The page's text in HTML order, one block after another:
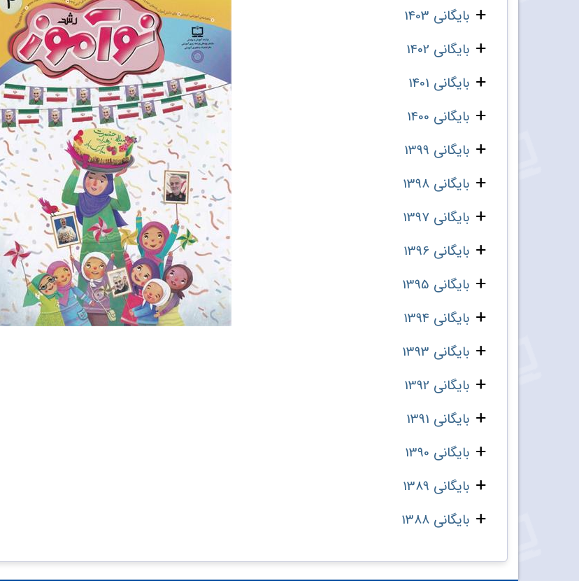
بایگانی 1403
بایگانی 1402
بایگانی 1401
بایگانی 1400
بایگانی 1399
بایگانی 1398
بایگانی 1397
بایگانی 1396
بایگانی 1395
بایگانی 1394
بایگانی 1393
بایگانی 1392
بایگانی 1391
بایگانی 1390
بایگانی 1389
بایگانی 1388